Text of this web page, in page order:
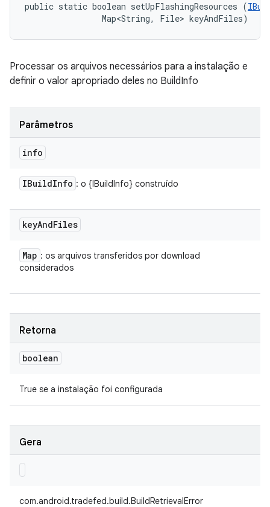
public static boolean setUpFlashingResources (
                Map<String, File> keyAndFiles)
Processar os arquivos necessários para a instalação e
definir o valor apropriado deles no BuildInfo
Parâmetros
info
IBuildInfo : o {IBuildInfo} construído
keyAndFiles
Map : os arquivos transferidos por download
considerados
Retorna
boolean
True se a instalação foi configurada
Gera
com.android.tradefed.build.BuildRetrievalError